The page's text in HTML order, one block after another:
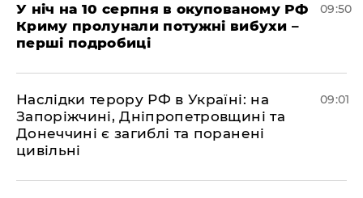
У ніч на 10 серпня в окупованому РФ
Криму пролунали потужні вибухи –
перші подробиці
09:50
Наслідки терору РФ в Україні: на
Запоріжчині, Дніпропетровщині та
Донеччині є загиблі та поранені
цивільні
09:01